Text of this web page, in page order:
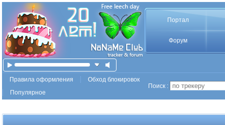
Портал
Форум
Правила оформления
Обход блокировок
Популярное
Поиск :